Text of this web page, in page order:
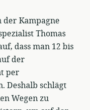
Kampagne
Thomas
dass man 12 bis
der
per
Deshalb schlägt
Wegen zu